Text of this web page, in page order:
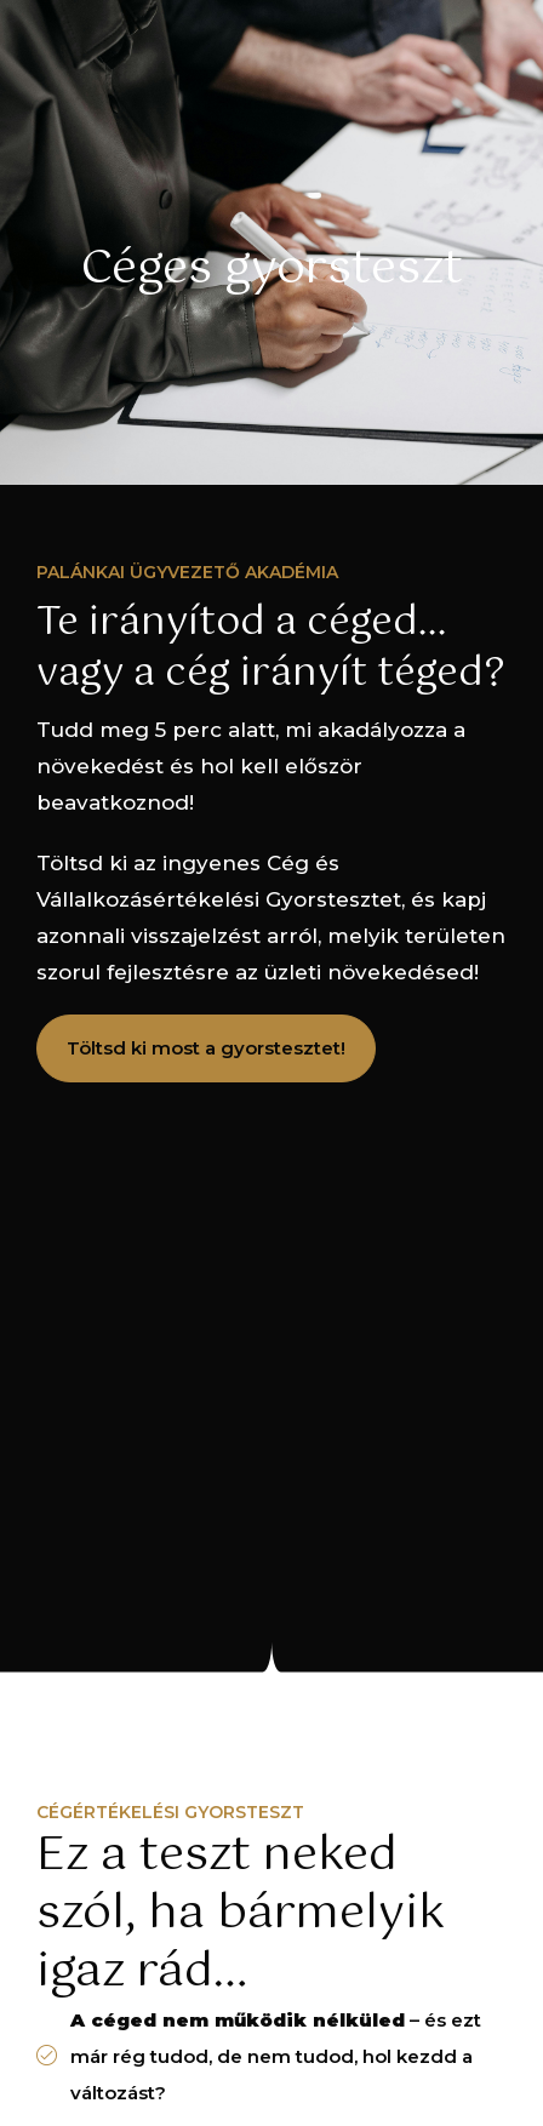
Céges gyorsteszt
PALÁNKAI ÜGYVEZETŐ AKADÉMIA
Te irányítod a céged...
vagy a cég irányít téged?
Tudd meg 5 perc alatt, mi akadályozza a
növekedést és hol kell először
beavatkoznod!
Töltsd ki az ingyenes Cég és
Vállalkozásértékelési Gyorstesztet, és kapj
azonnali visszajelzést arról, melyik területen
szorul fejlesztésre az üzleti növekedésed!
Töltsd ki most a gyorstesztet!
CÉGÉRTÉKELÉSI GYORSTESZT
Ez a teszt neked
szól, ha bármelyik
igaz rád…
A céged nem működik nélküled– és ezt
már rég tudod, de nem tudod, hol kezdd a
változást?